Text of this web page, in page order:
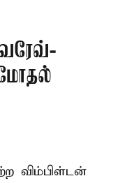
விம்பிள்டன்